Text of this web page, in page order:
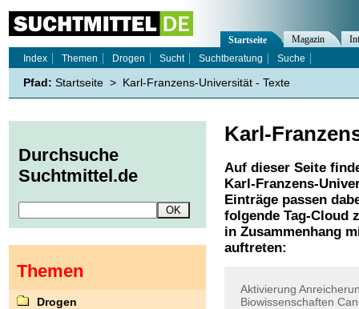
Karl-
Auf dieser Seite
Karl-Franzens-
Einträge passen
folgende Tag-Cloud
in Zusammenhang
auftreten:
Aktivierung
Biowissenschaften
Startseite Magazin
Index
Themen Drogen Sucht Suchtberatung Suche
Pfad: Startseite > Karl-Franzens-Universität - Texte
Durchsuche
Suchtmittel.de
Themen
Drogen